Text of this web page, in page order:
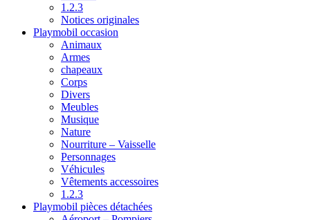
1.2.3
Notices originales
Playmobil occasion
Animaux
Armes
chapeaux
Corps
Divers
Meubles
Musique
Nature
Nourriture – Vaisselle
Personnages
Véhicules
Vêtements accessoires
1.2.3
Playmobil pièces détachées